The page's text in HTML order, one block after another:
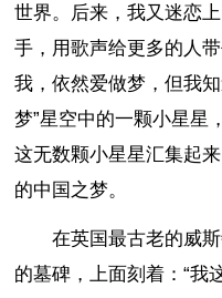
世界。后来，我又迷恋
手，用歌声给更多的人
我，依然爱做梦，但我
梦”星空中的一颗小星星
这无数颗小星星汇集起
的中国之梦。
在英国最古老的威
的墓碑，上面刻着：“我